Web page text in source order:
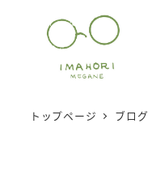
トップページ ブログ